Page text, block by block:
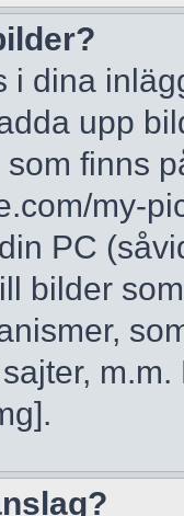
i dina
upp
finns
my-
PC
bilder